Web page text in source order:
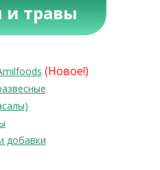
и травы
(Новое!)
добавки